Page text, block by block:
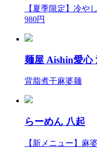
【夏季限定】冷や
980円
麺屋 Aishin愛心
背脂煮干麻婆麺
らーめん 八起
【新メニュー】麻